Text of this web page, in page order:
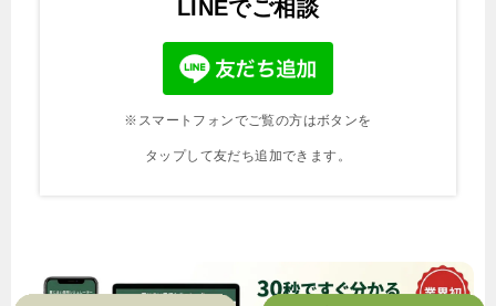
LINEでご相談
※スマートフォンでご覧の方はボタンを
タップして友だち追加できます。